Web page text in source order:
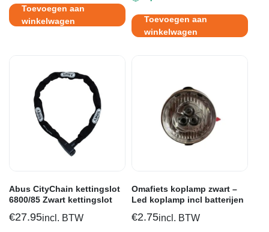
Toevoegen aan
winkelwagen
Toevoegen aan
winkelwagen
Abus CityChain kettingslot
6800/85 Zwart kettingslot
€27.95incl. BTW
Omafiets koplamp zwart –
Led koplamp incl batterijen
€2.75incl. BTW